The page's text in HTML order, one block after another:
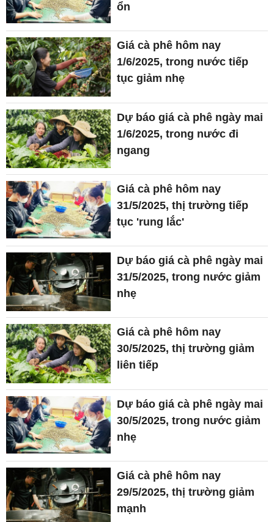
ổn
Giá cà phê hôm nay
1/6/2025, trong nước tiếp
tục giảm nhẹ
Dự báo giá cà phê ngày mai
1/6/2025, trong nước đi
ngang
Giá cà phê hôm nay
31/5/2025, thị trường tiếp
tục 'rung lắc'
Dự báo giá cà phê ngày mai
31/5/2025, trong nước giảm
nhẹ
Giá cà phê hôm nay
30/5/2025, thị trường giảm
liên tiếp
Dự báo giá cà phê ngày mai
30/5/2025, trong nước giảm
nhẹ
Giá cà phê hôm nay
29/5/2025, thị trường giảm
mạnh